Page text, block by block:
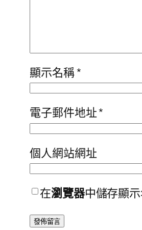
顯示名稱*
電子郵件地址*
個人網站網址
在瀏覽器中儲存顯